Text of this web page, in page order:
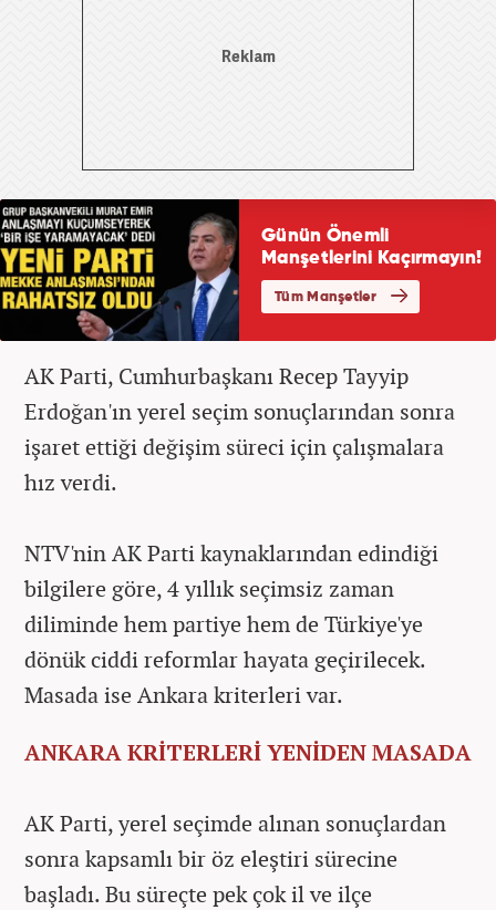
AK Parti, Cumhurbaşkanı Recep Tayyip
Erdoğan'ın yerel seçim sonuçlarından sonra
işaret ettiği değişim süreci için çalışmalara
hız verdi.
NTV'nin AK Parti kaynaklarından edindiği
bilgilere göre, 4 yıllık seçimsiz zaman
diliminde hem partiye hem de Türkiye'ye
dönük ciddi reformlar hayata geçirilecek.
Masada ise Ankara kriterleri var.
ANKARA KRİTERLERİ YENİDEN MASADA
AK Parti, yerel seçimde alınan sonuçlardan
sonra kapsamlı bir öz eleştiri sürecine
başladı. Bu süreçte pek çok il ve ilçe